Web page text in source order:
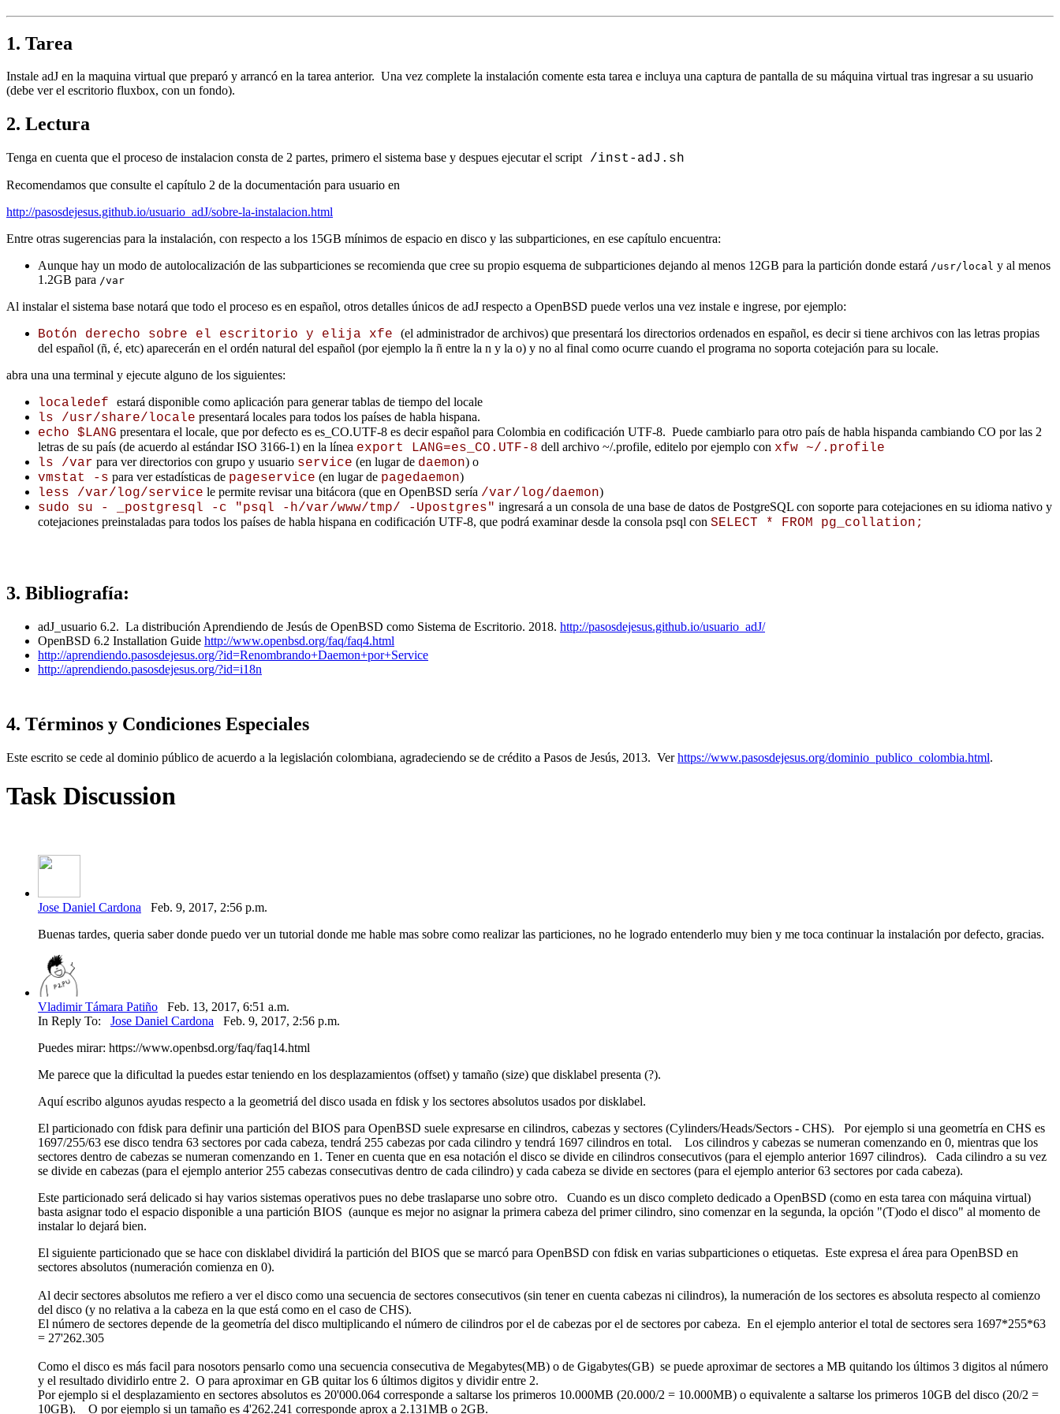
1. Tarea
Instale adJ en la maquina virtual que preparó y arrancó en la tarea anterior. Una vez complete la instalación comente esta tarea e incluya una captura de pantalla de su máquina virtual tras ingresar a su usuario
(debe ver el escritorio fluxbox, con un fondo).
2. Lectura
Tenga en cuenta que el proceso de instalacion consta de 2 partes, primero el sistema base y despues ejecutar el script/inst-adJ.sh
Recomendamos que consulte el capítulo 2 de la documentación para usuario en
http://pasosdejesus.github.io/usuario_adJ/sobre-la-instalacion.html
Entre otras sugerencias para la instalación, con respecto a los 15GB mínimos de espacio en disco y las subparticiones, en ese capítulo encuentra:
Aunque hay un modo de autolocalización de las subparticiones se recomienda que cree su propio esquema de subparticiones dejando al menos 12GB para la partición donde estará /usr/local y al menos
1.2GB para /var
Al instalar el sistema base notará que todo el proceso es en español, otros detalles únicos de adJ respecto a OpenBSD puede verlos una vez instale e ingrese, por ejemplo:
Botón derecho sobre el escritorio y elija xfe (el administrador de archivos) que presentará los directorios ordenados en español, es decir si tiene archivos con las letras propias
del español (ñ, é, etc) aparecerán en el ordén natural del español (por ejemplo la ñ entre la n y la o) y no al final como ocurre cuando el programa no soporta cotejación para su locale.
abra una una terminal y ejecute alguno de los siguientes:
localedef estará disponible como aplicación para generar tablas de tiempo del locale
ls /usr/share/locale presentará locales para todos los países de habla hispana.
echo $LANG presentara el locale, que por defecto es es_CO.UTF-8 es decir español para Colombia en codificación UTF-8. Puede cambiarlo para otro país de habla hispanda cambiando CO por las 2
letras de su país (de acuerdo al estándar ISO 3166-1) en la línea export LANG=es_CO.UTF-8 dell archivo ~/.profile, editelo por ejemplo con xfw ~/.profile
ls /var para ver directorios con grupo y usuario service (en lugar de daemon) o
vmstat -s para ver estadísticas de pageservice (en lugar de pagedaemon)
less /var/log/service le permite revisar una bitácora (que en OpenBSD sería /var/log/daemon)
sudo su - _postgresql -c "psql -h/var/www/tmp/ -Upostgres" ingresará a un consola de una base de datos de PostgreSQL con soporte para cotejaciones en su idioma nativo y
cotejaciones preinstaladas para todos los países de habla hispana en codificación UTF-8, que podrá examinar desde la consola psql con SELECT * FROM pg_collation;
3. Bibliografía:
adJ_usuario 6.2. La distribución Aprendiendo de Jesús de OpenBSD como Sistema de Escritorio. 2018. http://pasosdejesus.github.io/usuario_adJ/
OpenBSD 6.2 Installation Guide http://www.openbsd.org/faq/faq4.html
http://aprendiendo.pasosdejesus.org/?id=Renombrando+Daemon+por+Service
http://aprendiendo.pasosdejesus.org/?id=i18n
4. Términos y Condiciones Especiales
Este escrito se cede al dominio público de acuerdo a la legislación colombiana, agradeciendo se de crédito a Pasos de Jesús, 2013. Verhttps://www.pasosdejesus.org/dominio_publico_colombia.html.
Task Discussion
Jose Daniel Cardona Feb. 9, 2017, 2:56 p.m.
Buenas tardes, queria saber donde puedo ver un tutorial donde me hable mas sobre como realizar las particiones, no he logrado entenderlo muy bien y me toca continuar la instalación por defecto, gracias.
Vladimir Támara Patiño Feb. 13, 2017, 6:51 a.m.
In Reply To: Jose Daniel Cardona Feb. 9, 2017, 2:56 p.m.
Puedes mirar: https://www.openbsd.org/faq/faq14.html
Me parece que la dificultad la puedes estar teniendo en los desplazamientos (offset) y tamaño (size) que disklabel presenta (?).
Aquí escribo algunos ayudas respecto a la geometriá del disco usada en fdisk y los sectores absolutos usados por disklabel.
El particionado con fdisk para definir una partición del BIOS para OpenBSD suele expresarse en cilindros, cabezas y sectores (Cylinders/Heads/Sectors - CHS). Por ejemplo si una geometría en CHS es
1697/255/63 ese disco tendra 63 sectores por cada cabeza, tendrá 255 cabezas por cada cilindro y tendrá 1697 cilindros en total. Los cilindros y cabezas se numeran comenzando en 0, mientras que los
sectores dentro de cabezas se numeran comenzando en 1. Tener en cuenta que en esa notación el disco se divide en cilindros consecutivos (para el ejemplo anterior 1697 cilindros). Cada cilindro a su vez
se divide en cabezas (para el ejemplo anterior 255 cabezas consecutivas dentro de cada cilindro) y cada cabeza se divide en sectores (para el ejemplo anterior 63 sectores por cada cabeza).
Este particionado será delicado si hay varios sistemas operativos pues no debe traslaparse uno sobre otro. Cuando es un disco completo dedicado a OpenBSD (como en esta tarea con máquina virtual)
basta asignar todo el espacio disponible a una partición BIOS (aunque es mejor no asignar la primera cabeza del primer cilindro, sino comenzar en la segunda, la opción "(T)odo el disco" al momento de
instalar lo dejará bien.
El siguiente particionado que se hace con disklabel dividirá la partición del BIOS que se marcó para OpenBSD con fdisk en varias subparticiones o etiquetas. Este expresa el área para OpenBSD en
sectores absolutos (numeración comienza en 0).
Al decir sectores absolutos me refiero a ver el disco como una secuencia de sectores consecutivos (sin tener en cuenta cabezas ni cilindros), la numeración de los sectores es absoluta respecto al comienzo
del disco (y no relativa a la cabeza en la que está como en el caso de CHS).
El número de sectores depende de la geometría del disco multiplicando el número de cilindros por el de cabezas por el de sectores por cabeza. En el ejemplo anterior el total de sectores sera 1697*255*63
= 27'262.305
Como el disco es más facil para nosotors pensarlo como una secuencia consecutiva de Megabytes(MB) o de Gigabytes(GB) se puede aproximar de sectores a MB quitando los últimos 3 digitos al número
y el resultado dividirlo entre 2. O para aproximar en GB quitar los 6 últimos digitos y dividir entre 2.
Por ejemplo si el desplazamiento en sectores absolutos es 20'000.064 corresponde a saltarse los primeros 10.000MB (20.000/2 = 10.000MB) o equivalente a saltarse los primeros 10GB del disco (20/2 =
10GB). O por ejemplo si un tamaño es 4'262.241 corresponde aprox a 2.131MB o 2GB.